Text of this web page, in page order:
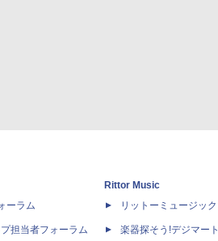
ーラム
担当者フォーラム
Rittor Music
リットーミュージック
楽器探そう!デジマート